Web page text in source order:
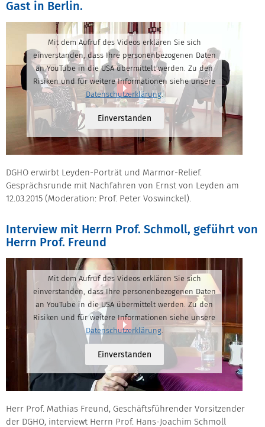
Gast in Berlin.
Mit dem Aufruf des Videos erklären Sie sich
einverstanden, dass Ihre personenbezogenen Daten
an YouTube in die USA übermittelt werden. Zu den
Risiken und für weitere Informationen siehe unsere
Datenschutzerklärung.
Einverstanden
DGHO erwirbt Leyden-Porträt und Marmor-Relief.
Gesprächsrunde mit Nachfahren von Ernst von Leyden am
12.03.2015 (Moderation: Prof. Peter Voswinckel).
Interview mit Herrn Prof. Schmoll, geführt von
Herrn Prof. Freund
Mit dem Aufruf des Videos erklären Sie sich
einverstanden, dass Ihre personenbezogenen Daten
an YouTube in die USA übermittelt werden. Zu den
Risiken und für weitere Informationen siehe unsere
Datenschutzerklärung.
Einverstanden
Herr Prof. Mathias Freund, Geschäftsführender Vorsitzender
der DGHO, interviewt Herrn Prof. Hans-Joachim Schmoll